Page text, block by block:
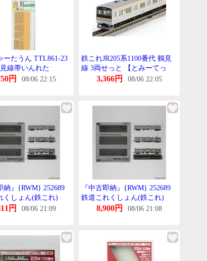
ーたうん TTL861-23
線帯いんれた
円 08/06 22:15
鉄これJR205系1100番代 鶴見
線 3両せっと 【とみーてっ
く・252689】
3,366円 08/06 22:05
納』{RWM} 252689
くしょん(鉄これ)
1100番代鶴見線 3両せ
円 08/06 21:09
『中古即納』{RWM} 252689
鉄道これくしょん(鉄これ)
JR205系1100番代鶴見線 3両せ
8,900円 08/06 21:08